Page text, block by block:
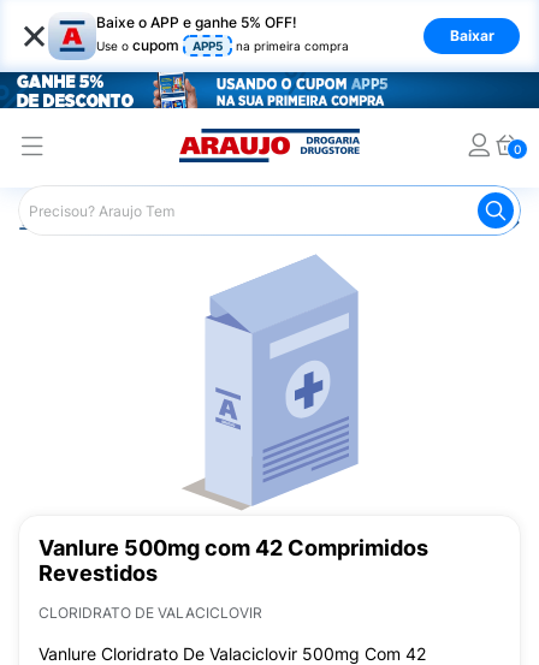
× Baixe o APP e ganhe 5% OFF!
Use o cupom APP5 na primeira compra
Baixar
0
Araujo Medicamentos Remédio para Pele e Mucosa
Vanlure 500mg com 42 Comprimidos
Revestidos
CLORIDRATO DE VALACICLOVIR
Vanlure Cloridrato De Valaciclovir 500mg Com 42